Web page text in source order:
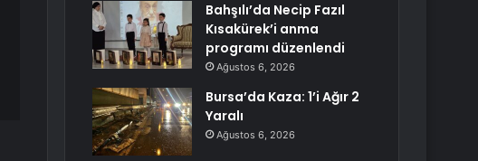
Bahşılı’da Necip Fazıl
Kısakürek’i anma
programı düzenlendi
Ağustos 6, 2026
Bursa’da Kaza: 1’i Ağır 2
Yaralı
Ağustos 6, 2026